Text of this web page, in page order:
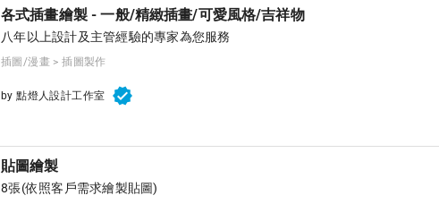
各式插畫繪製 - 一般/精緻插畫/可愛風格/吉祥物
八年以上設計及主管經驗的專家為您服務
插圖/漫畫 > 插圖製作
by 點燈人設計工作室
貼圖繪製
8張(依照客戶需求繪製貼圖)